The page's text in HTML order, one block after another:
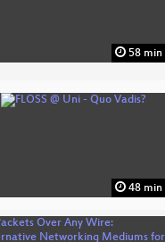
58 min
48 min